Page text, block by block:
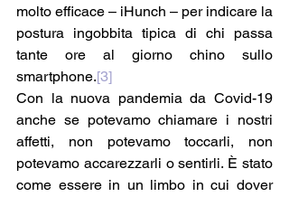
molto efficace – iHunch – per indicare la
postura ingobbita tipica di chi passa
tante ore al giorno chino sullo
smartphone.[3]
Con la nuova pandemia da Covid-19
anche se potevamo chiamare i nostri
affetti, non potevamo toccarli, non
potevamo accarezzarli o sentirli. È stato
come essere in un limbo in cui dover